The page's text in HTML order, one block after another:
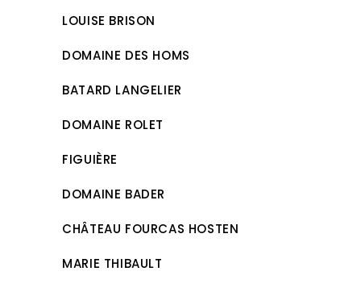
LOUISE BRISON
DOMAINE DES HOMS
BATARD LANGELIER
DOMAINE ROLET
FIGUIÈRE
DOMAINE BADER
CHÂTEAU FOURCAS HOSTEN
MARIE THIBAULT